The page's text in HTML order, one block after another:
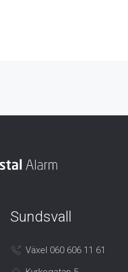
Sundsvall
Växel 060 606 11 61